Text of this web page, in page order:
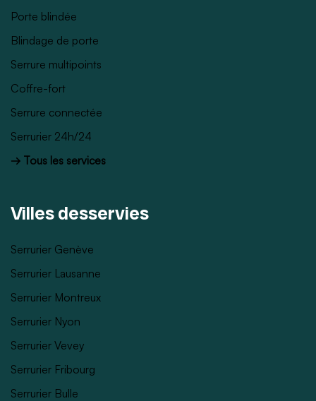
Porte blindée
Blindage de porte
Serrure multipoints
Coffre-fort
Serrure connectée
Serrurier 24h/24
→ Tous les services
Villes desservies
Serrurier Genève
Serrurier Lausanne
Serrurier Montreux
Serrurier Nyon
Serrurier Vevey
Serrurier Fribourg
Serrurier Bulle